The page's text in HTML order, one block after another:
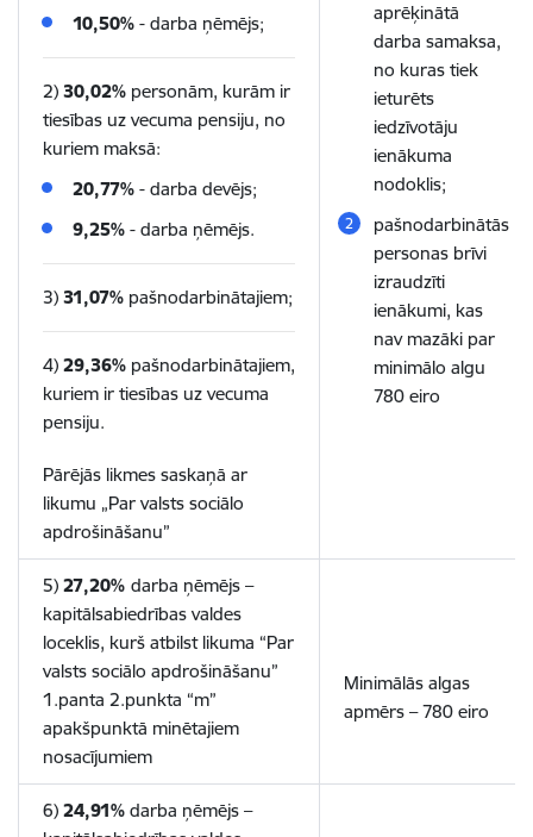
10,50% - darba ņēmējs;
2) 30,02% personām, kurām ir
tiesības uz vecuma pensiju, no
kuriem maksā:
20,77% - darba devējs;
9,25% - darba ņēmējs.
3) 31,07% pašnodarbinātajiem;
4) 29,36% pašnodarbinātajiem,
kuriem ir tiesības uz vecuma
pensiju.
Pārējās likmes saskaņā ar
likumu „Par valsts sociālo
apdrošināšanu”
aprēķinātā
darba samaksa,
no kuras tiek
ieturēts
iedzīvotāju
ienākuma
nodoklis;
pašnodarbinātās
personas brīvi
izraudzīti
ienākumi, kas
nav mazāki par
minimālo algu
780 eiro
5) 27,20% darba ņēmējs –
kapitālsabiedrības valdes
loceklis, kurš atbilst likuma “Par
valsts sociālo apdrošināšanu”
1.panta 2.punkta “m”
apakšpunktā minētajiem
nosacījumiem
Minimālās algas
apmērs – 780 eiro
6) 24,91% darba ņēmējs –